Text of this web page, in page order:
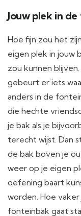
Jouw plek in
Hoe fijn zou het
eigen plek in jouw
zou kunnen
gebeurt er iets
anders in de
die hechte
je bak als je
terecht wijst. Dan
de bak boven je
weer op je eigen
oefening baart
worden. Hoe
fonteinbak gaat